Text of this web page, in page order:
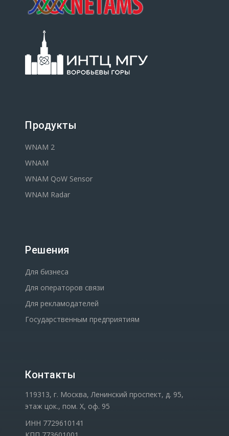
Продукты
WNAM 2
WNAM
WNAM QoW Sensor
WNAM Radar
Решения
Для бизнеса
Для операторов связи
Для рекламодателей
Государственным предприятиям
Контакты
119313, г. Москва, Ленинский проспект, д. 95,
этаж цок., пом. Х, оф. 95
ИНН 7729610141